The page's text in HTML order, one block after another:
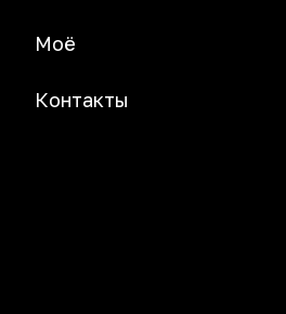
Моё
Контакты